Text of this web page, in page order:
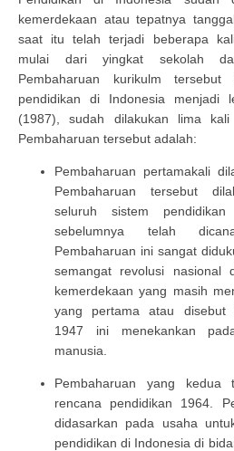
kemerdekaan atau tepatnya
saat itu telah terjadi beberapa
mulai dari yingkat sekolah
Pembaharuan kurikulm tersebut
pendidikan di Indonesia menjadi
(1987), sudah dilakukan lima kali
Pembaharuan tersebut adalah:
Pembaharuan pertamakali
Pembaharuan tersebut
seluruh sistem
sebelumnya telah
Pembaharuan ini sangat
semangat revolusi nasional
kemerdekaan yang masih
yang pertama atau disebut
1947 ini menekankan
manusia.
Pembaharuan yang kedua
rencana pendidikan 1964.
didasarkan pada usaha
pendidikan di Indonesia di